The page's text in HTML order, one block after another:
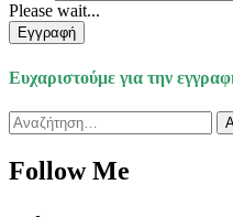
Please wait...
Εγγραφή
Ευχαριστούμε για την
Αναζήτηση
για:
Follow Me